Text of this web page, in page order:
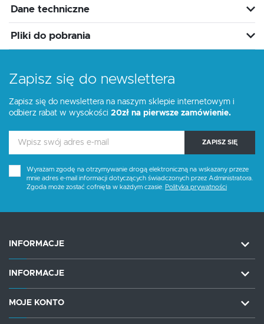
Dane techniczne
Pliki do pobrania
Zapisz się do newslettera
Zapisz się do newslettera na naszym sklepie internetowym i
odbierz rabat w wysokości 20zł na pierwsze zamówienie.
ZAPISZ SIĘ
Wyrażam zgodę na otrzymywanie drogą elektroniczną na wskazany przeze
mnie adres e-mail informacji dotyczących świadczonych przez Administratora.
Zgoda może zostać cofnięta w każdym czasie. Polityka prywatności
INFORMACJE
INFORMACJE
MOJE KONTO